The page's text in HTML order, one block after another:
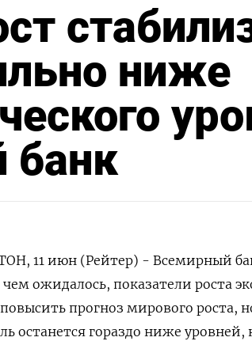
ниже
банк
11 июн (Рейтер) - Всемирный
ожидалось, показатели роста
прогноз мирового роста,
останется гораздо ниже